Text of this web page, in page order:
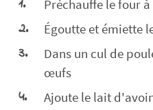
Préchauffe le four à
Égoutte et émiette
Dans un cul de
œufs
Ajoute le lait